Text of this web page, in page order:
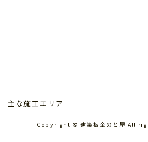
主な施工エリア
Copyright © 建築板金のと屋 All